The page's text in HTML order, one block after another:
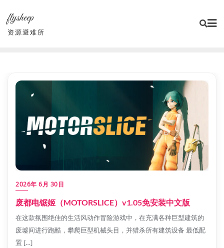
content
flysheep
资源避难所
2026年 6月 30日
废都电锯姬（MOTORSLICE）v1.05免安装中文版
在这款氛围绝佳的生活风动作冒险游戏中，在充满各种巨型建筑的
废墟间进行跑酷，攀爬巨型机械头目，并猎杀所有建筑设备 最低配
置 […]